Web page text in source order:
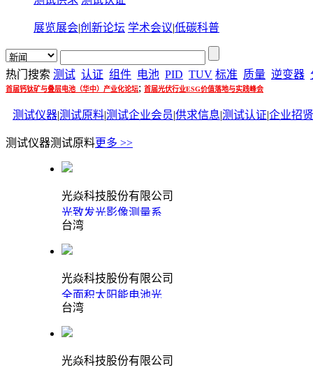
展览展会|创新论坛 学术会议|低碳科普
热门搜索 测试 认证 组件 电池 PID TUV 标准 质量 逆变器
首届钙钛矿与叠层电池（华中）产业化论坛; 首届光伏行业ESG价值落地与实践峰会
测试仪器|测试原料|测试企业会员|供求信息|测试认证|企业招贤
测试仪器测试原料更多 >>
光焱科技股份有限公司
光致发光影像测量系
统PLIM
台湾
光焱科技股份有限公司
全面积太阳能电池光
谱响应测量系统
台湾
光焱科技股份有限公司